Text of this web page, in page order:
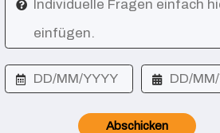
Abschicken